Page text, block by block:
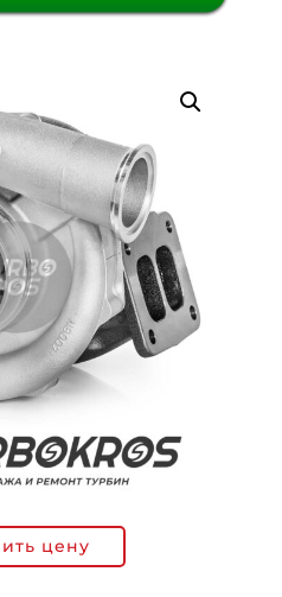
цену